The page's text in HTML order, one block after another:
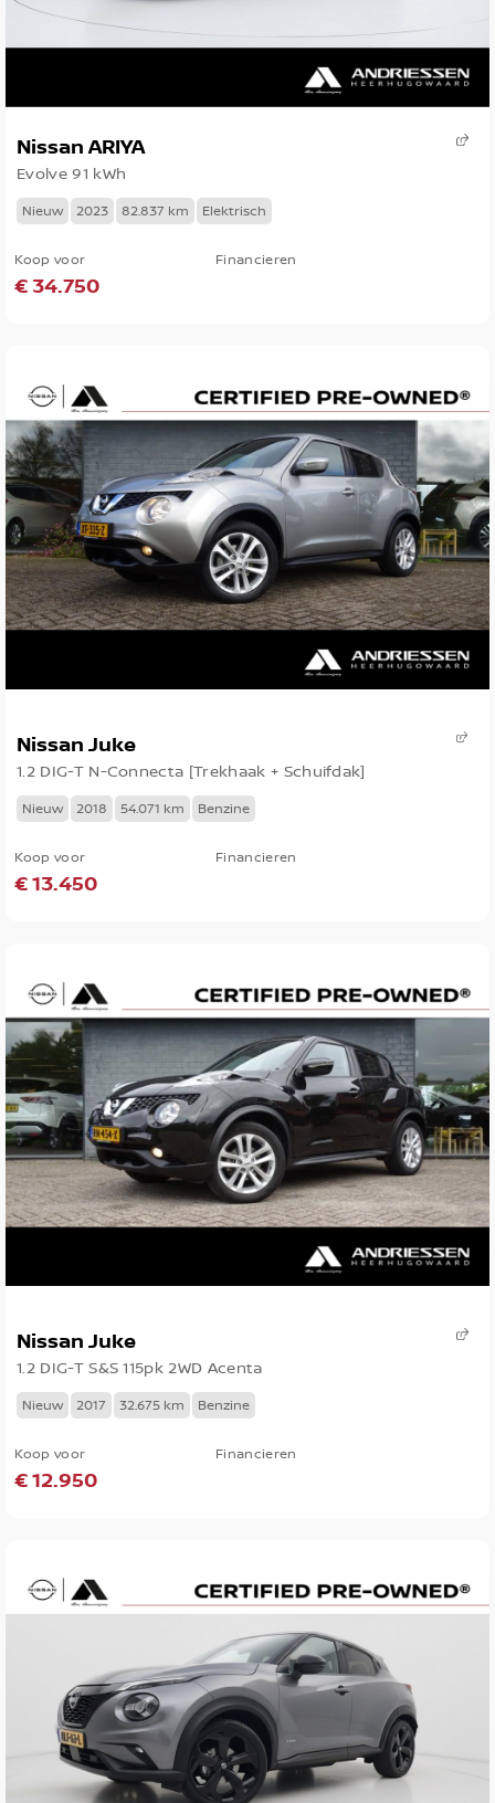
Nissan ARIYA
Evolve 91 kWh
Nieuw 2023 82.837 km Elektrisch
Koop voor
€ 34.750
Financieren
Nissan Juke
1.2 DIG-T N-Connecta [Trekhaak + Schuifdak]
Nieuw 2018 54.071 km Benzine
Koop voor
€ 13.450
Financieren
Nissan Juke
1.2 DIG-T S&S 115pk 2WD Acenta
Nieuw 2017 32.675 km Benzine
Koop voor
€ 12.950
Financieren